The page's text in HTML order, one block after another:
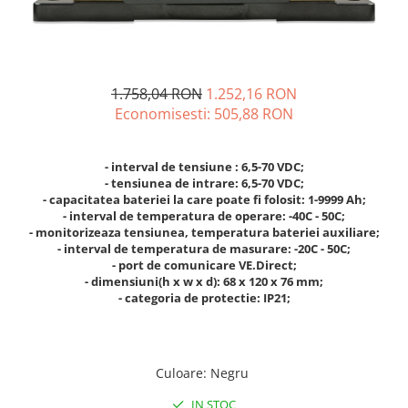
Incarcatoare acumulatori
Sisteme prindere panouri
Invertoare Hibrid
Invertoare On-grid
Invertoare Off-grid
Controlere solare
Sisteme de stocare energie
1.758,04 RON 1.252,16 RON
Economisesti: 505,88 RON
- interval de tensiune : 6,5-70 VDC;
- tensiunea de intrare: 6,5-70 VDC;
- capacitatea bateriei la care poate fi folosit: 1-9999 Ah;
- interval de temperatura de operare: -40C - 50C;
- monitorizeaza tensiunea, temperatura bateriei auxiliare;
- interval de temperatura de masurare: -20C - 50C;
- port de comunicare VE.Direct;
- dimensiuni(h x w x d): 68 x 120 x 76 mm;
- categoria de protectie: IP21;
Culoare: Negru
IN STOC